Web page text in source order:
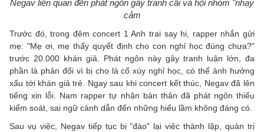
Negav liên quan đến phát ngôn gây tranh cãi và hội nhóm "nhạy
cảm
Trước đó, trong đêm concert 1 Anh trai say hi, rapper nhắn gửi
mẹ: "Mẹ ơi, mẹ thấy quyết định cho con nghỉ học đúng chưa?"
trước 20.000 khán giả. Phát ngôn này gây tranh luận lớn, đa
phần là phản đối vì bị cho là cổ xúy nghỉ học, có thể ảnh hưởng
xấu tới khán giả trẻ. Ngay sau khi concert kết thúc, Negav đã lên
tiếng xin lỗi. Nam rapper tự nhận bản thân đã phát ngôn thiếu
kiểm soát, sai ngữ cảnh dẫn đến những hiểu lầm không đáng có.
Sau vụ việc, Negav tiếp tục bị "đào" lại việc thành lập, quản trị